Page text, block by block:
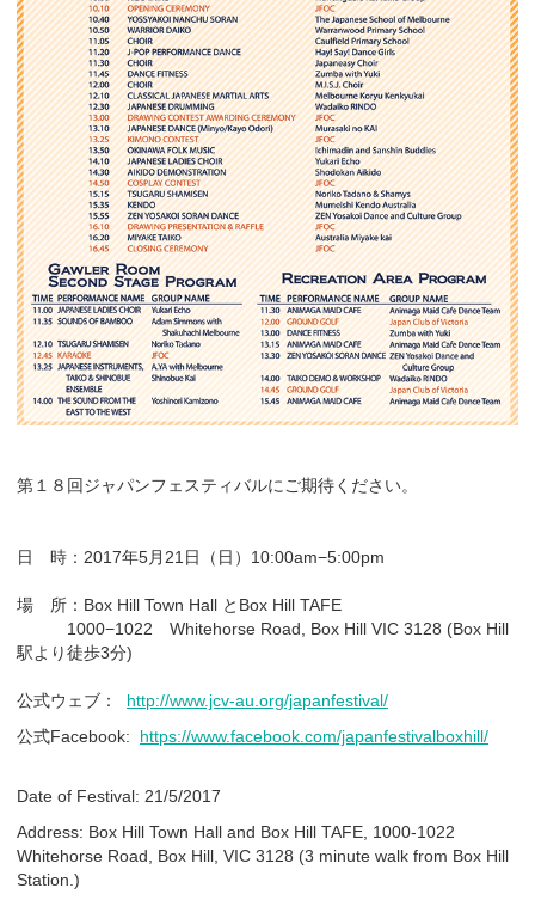
第１８回ジャパンフェスティバルにご期待ください。
日 時：2017年5月21日（日）10:00am−5:00pm
場 所：Box Hill Town Hall とBox Hill TAFE
1000−1022 Whitehorse Road, Box Hill VIC 3128 (Box Hill
駅より徒歩3分)
公式ウェブ： http://www.jcv-au.org/japanfestival/
公式Facebook: https://www.facebook.com/japanfestivalboxhill/
Date of Festival: 21/5/2017
Address: Box Hill Town Hall and Box Hill TAFE, 1000-1022
Whitehorse Road, Box Hill, VIC 3128 (3 minute walk from Box Hill
Station.)